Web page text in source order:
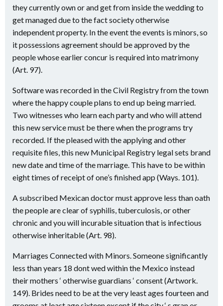
they currently own or and get from inside the wedding to
get managed due to the fact society otherwise
independent property. In the event the events is minors, so
it possessions agreement should be approved by the
people whose earlier concur is required into matrimony
(Art. 97).
Software was recorded in the Civil Registry from the town
where the happy couple plans to end up being married.
Two witnesses who learn each party and who will attend
this new service must be there when the programs try
recorded. If the pleased with the applying and other
requisite files, this new Municipal Registry legal sets brand
new date and time of the marriage. This have to be within
eight times of receipt of one’s finished app (Ways. 101).
A subscribed Mexican doctor must approve less than oath
the people are clear of syphilis, tuberculosis, or other
chronic and you will incurable situation that is infectious
otherwise inheritable (Art. 98).
Marriages Connected with Minors. Someone significantly
less than years 18 dont wed within the Mexico instead
their mothers ‘ otherwise guardians ‘ consent (Artwork.
149). Brides need to be at the very least ages fourteen and